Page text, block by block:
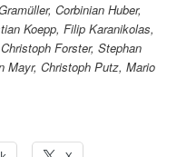
Corbinian Huber,
Koepp, Filip Karanikolas,
Forster, Stephan
Mayr, Christoph Putz, Mario